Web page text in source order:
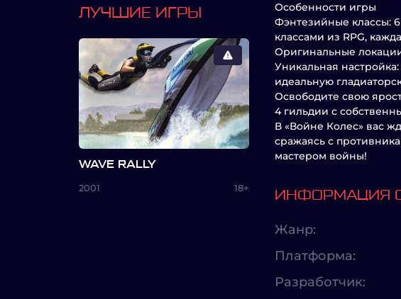
ЛУЧШИЕ ИГРЫ
WAVE RALLY
2001 18+
Особенности игры
Фэнтезийные классы:
классами из RPG,
Оригинальные
Уникальная
идеальную
Освободите свою
4 гильдии с
В «Войне Колес» вас
сражаясь с
мастером войны!
ИНФОРМАЦИЯ
Жанр:
Платформа:
Разработчик: